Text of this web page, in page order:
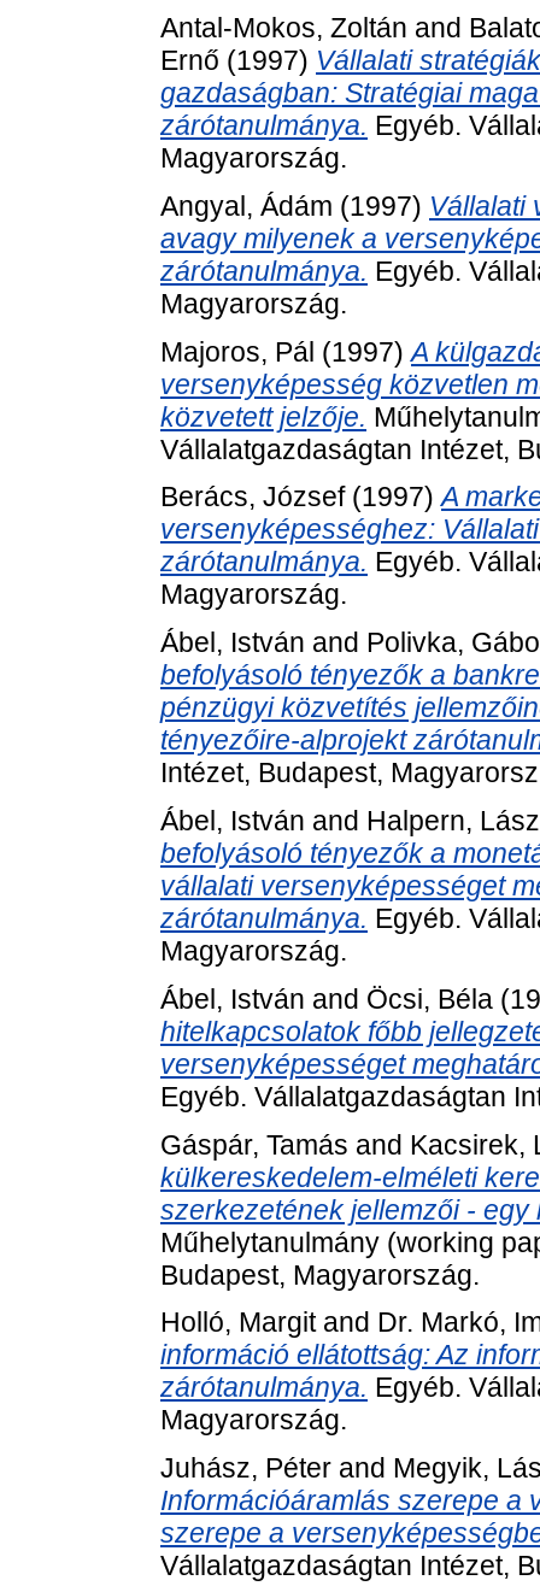
Antal-Mokos, Zoltán and
Ernő (1997) Vállalati
gazdaságban: Stratégiai
zárótanulmánya. Egyéb.
Magyarország.
Angyal, Ádám (1997) Vállalati
avagy milyenek a
zárótanulmánya. Egyéb.
Magyarország.
Majoros, Pál (1997)A
versenyképesség közvetlen
közvetett jelzője.
Vállalatgazdaságtan Intézet,
Berács, József(1997)A
versenyképességhez:
zárótanulmánya. Egyéb.
Magyarország.
Ábel, István and Polivka,
befolyásoló tényezők a
pénzügyi közvetítés
tényezőire-alprojekt
Intézet, Budapest,
Ábel, István and Halpern,
befolyásoló tényezők a
vállalati versenyképességet
zárótanulmánya. Egyéb.
Magyarország.
Ábel, István and Öcsi, Béla
hitelkapcsolatok főbb
versenyképességet
Egyéb. Vállalatgazdaságtan
Gáspár, Tamás and Kacsirek,
külkereskedelem-elméleti
szerkezetének jellemzői - egy
Műhelytanulmány (working
Budapest, Magyarország.
Holló, Margitand Dr. Markó,
információ ellátottság: Az
zárótanulmánya. Egyéb.
Magyarország.
Juhász, Péter and Megyik,
Információáramlás szerepe a
szerepe a
Vállalatgazdaságtan Intézet,